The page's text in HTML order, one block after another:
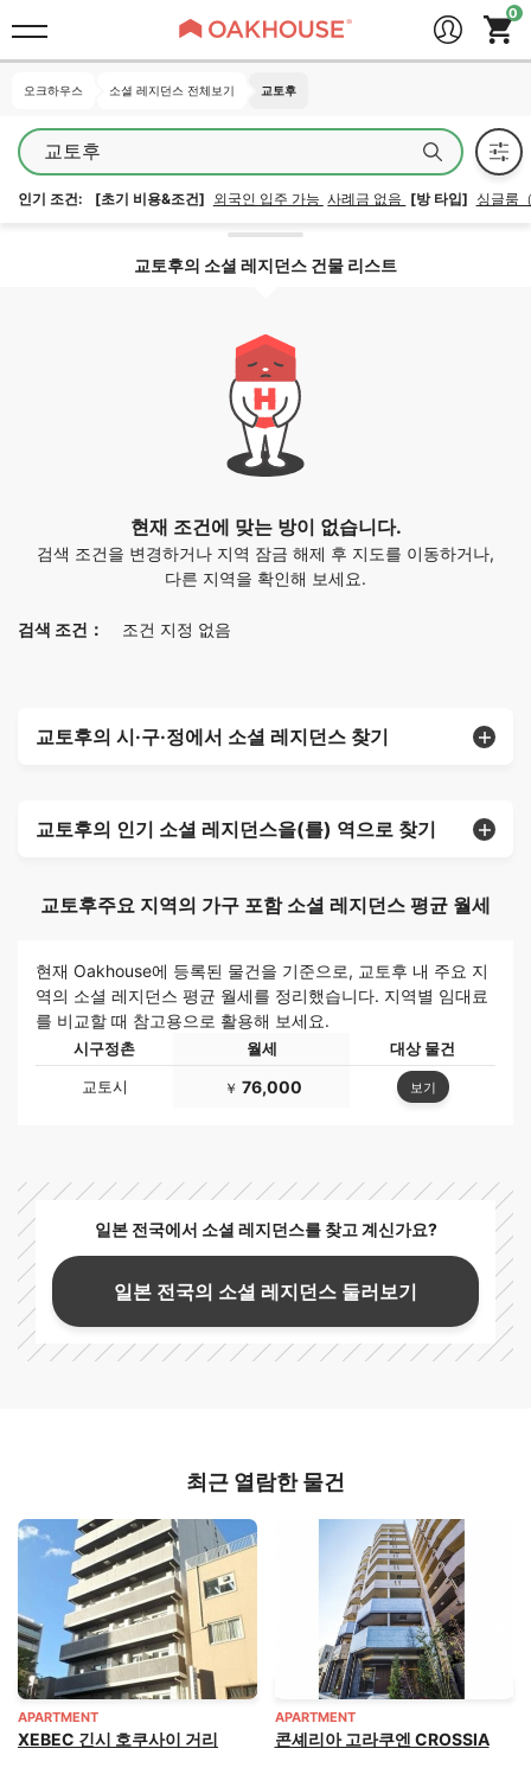
오크하우스 소셜 레지던스 전체보기 교토후
교토후
인기 조건: [초기 비용&조건] 외국인 입주 가능 사례금 없음 [방 타입] 싱글룸
교토후의 소셜 레지던스 건물 리스트
현재 조건에 맞는 방이 없습니다.
검색 조건을 변경하거나 지역 잠금 해제 후 지도를 이동하거나,
다른 지역을 확인해 보세요.
검색 조건： 조건 지정 없음
교토후의 시·구·정에서 소셜 레지던스 찾기
교토후의 인기 소셜 레지던스을(를) 역으로 찾기
교토후주요 지역의 가구 포함 소셜 레지던스 평균 월세
현재 Oakhouse에 등록된 물건을 기준으로, 교토후 내 주요 지
역의 소셜 레지던스 평균 월세를 정리했습니다. 지역별 임대료
를 비교할 때 참고용으로 활용해 보세요.
시구정촌 월세
대상 물건
교토시
￥ 76,000 보기
일본 전국에서 소셜 레지던스를 찾고 계신가요?
일본 전국의 소셜 레지던스 둘러보기
최근 열람한 물건
APARTMENT
XEBEC 긴시 호쿠사이 거리
APARTMENT
콘셰리아 고라쿠엔 CROSSIA
오크하우스 소셜 레지던스 전체보기 교토후